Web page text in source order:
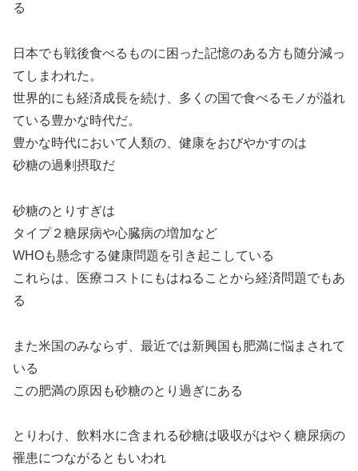
る
日本でも戦後食べるものに困った記憶のある方も随分減っ
てしまわれた。
世界的にも経済成長を続け、多くの国で食べるモノが溢れ
ている豊かな時代だ。
豊かな時代において人類の、健康をおびやかすのは
砂糖の過剰摂取だ
砂糖のとりすぎは
タイプ２糖尿病や心臓病の増加など
WHOも懸念する健康問題を引き起こしている
これらは、医療コストにもはねることから経済問題でもあ
る
また米国のみならず、最近では新興国も肥満に悩まされて
いる
この肥満の原因も砂糖のとり過ぎにある
とりわけ、飲料水に含まれる砂糖は吸収がはやく糖尿病の
罹患につながるともいわれ